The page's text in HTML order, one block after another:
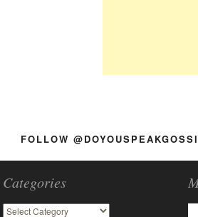
FOLLOW
Categories